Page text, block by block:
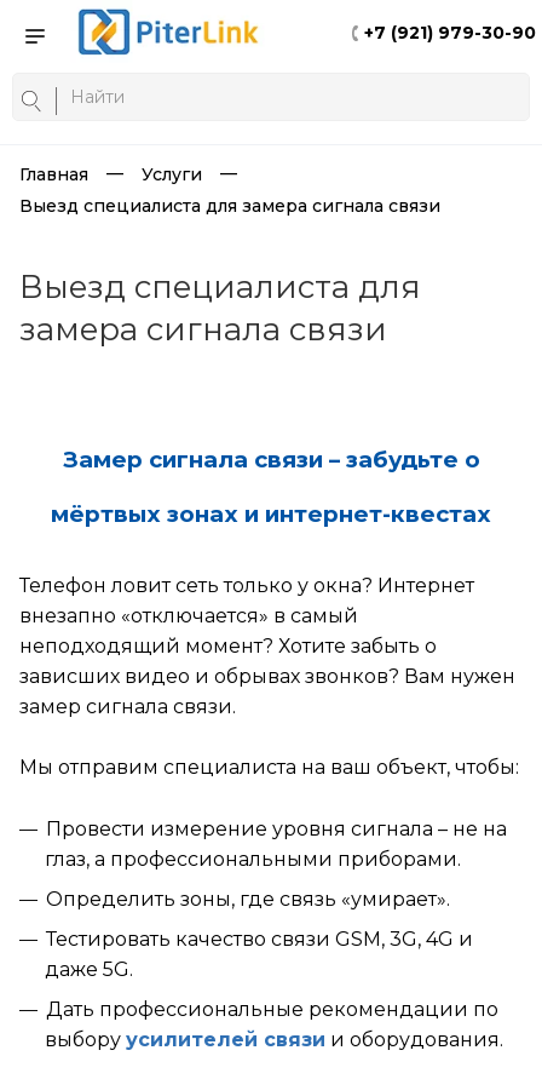
+7 (921) 979-30-90
Главная
Услуги
Выезд специалиста для замера сигнала связи
Выезд специалиста для
замера сигнала связи
Замер сигнала связи – забудьте о
мёртвых зонах и интернет-квестах
Телефон ловит сеть только у окна? Интернет
внезапно «отключается» в самый
неподходящий момент? Хотите забыть о
зависших видео и обрывах звонков? Вам нужен
замер сигнала связи.
Мы отправим специалиста на ваш объект, чтобы:
Провести измерение уровня сигнала – не на
глаз, а профессиональными приборами.
Определить зоны, где связь «умирает».
Тестировать качество связи GSM, 3G, 4G и
даже 5G.
Дать профессиональные рекомендации по
выбору усилителей связи и оборудования.